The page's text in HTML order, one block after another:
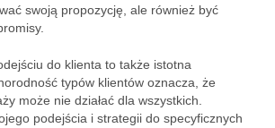
swoją propozycję, ale również być
do klienta to także istotna
typów klientów oznacza, że
może nie działać dla wszystkich.
podejścia i strategii do specyficznych